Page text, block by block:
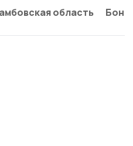
область